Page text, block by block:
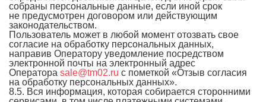
собраны персональные данные, если иной срок
не предусмотрен договором или действующим
законодательством.
Пользователь может в любой момент отозвать свое
согласие на обработку персональных данных,
направив Оператору уведомление посредством
электронной почты на электронный адрес
Оператора sale@tm02.ru с пометкой «Отзыв согласия
на обработку персональных данных».
8.5. Вся информация, которая собирается сторонними